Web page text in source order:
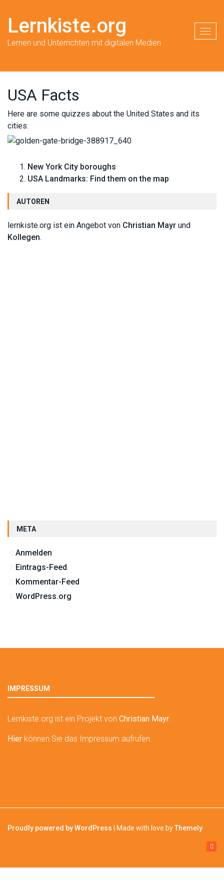
Lernkiste.org
Lernen und Unterrichten mit digitalen Medien
USA Facts
Here are some quizzes about the United States and its
cities.
New York City boroughs
USA Landmarks: Find them on the map
AUTOREN
lernkiste.org ist ein Angebot von Christian Mayr und
Kollegen.
META
Anmelden
Eintrags-Feed
Kommentar-Feed
WordPress.org
IMPRESSUM
Lernkiste.org ist ein Projekt von Christian Mayr.
Hier können Sie das Impressum aufrufen.
Proudly powered by WordPress Made with love byThemely